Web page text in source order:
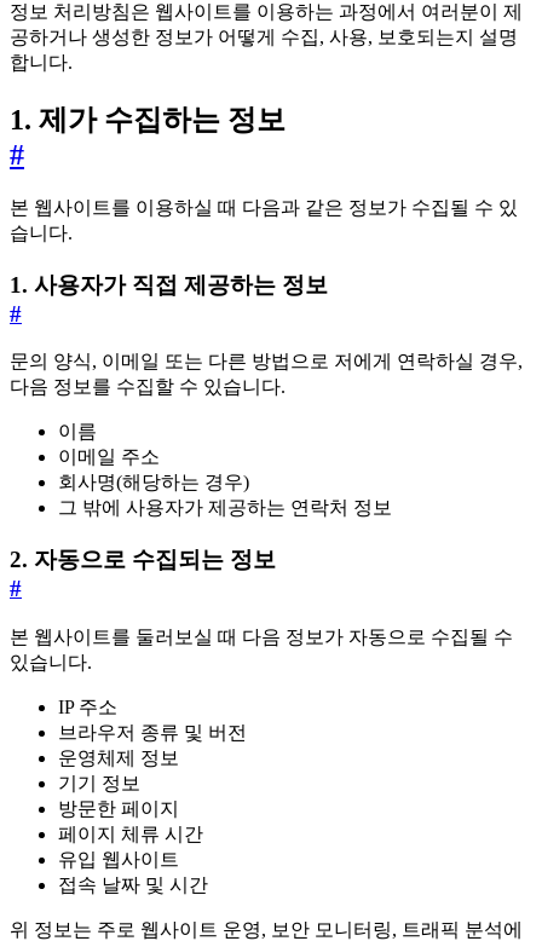
정보 처리방침은 웹사이트를 이용하는 과정에서 여러분이 제
공하거나 생성한 정보가 어떻게 수집, 사용, 보호되는지 설명
합니다.
1. 제가 수집하는 정보
#
본 웹사이트를 이용하실 때 다음과 같은 정보가 수집될 수 있
습니다.
1. 사용자가 직접 제공하는 정보
#
문의 양식, 이메일 또는 다른 방법으로 저에게 연락하실 경우,
다음 정보를 수집할 수 있습니다.
이름
이메일 주소
회사명(해당하는 경우)
그 밖에 사용자가 제공하는 연락처 정보
2. 자동으로 수집되는 정보
#
본 웹사이트를 둘러보실 때 다음 정보가 자동으로 수집될 수
있습니다.
IP 주소
브라우저 종류 및 버전
운영체제 정보
기기 정보
방문한 페이지
페이지 체류 시간
유입 웹사이트
접속 날짜 및 시간
위 정보는 주로 웹사이트 운영, 보안 모니터링, 트래픽 분석에